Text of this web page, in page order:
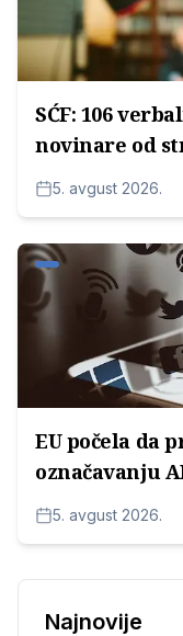
SĆF: 106
novinare od
5. avgust 2026.
EU počela da
označavanju
moraju da
5. avgust 2026.
Najnovije